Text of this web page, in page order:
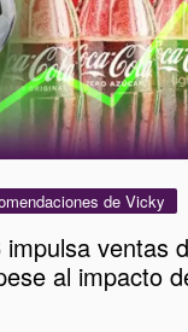
de Vicky
ventas
al impacto